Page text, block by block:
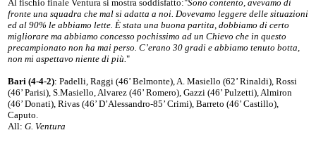
Al fischio finale Ventura si mostra soddisfatto:"Sono contento, avevamo di
fronte una squadra che mal si adatta a noi. Dovevamo leggere delle situazioni
ed al 90% le abbiamo lette. È stata una buona partita, dobbiamo di certo
migliorare ma abbiamo concesso pochissimo ad un Chievo che in questo
precampionato non ha mai perso. C’erano 30 gradi e abbiamo tenuto botta,
non mi aspettavo niente di più. "
Bari (4-4-2): Padelli, Raggi (46’ Belmonte), A. Masiello (62’ Rinaldi), Rossi
(46’ Parisi), S.Masiello, Alvarez (46’ Romero), Gazzi (46’ Pulzetti), Almiron
(46’ Donati), Rivas (46’ D’Alessandro-85’ Crimi), Barreto (46’ Castillo),
Caputo.
All: G. Ventura